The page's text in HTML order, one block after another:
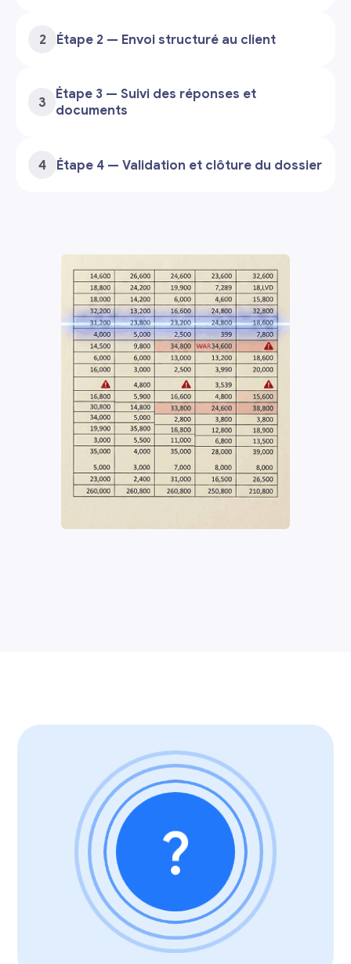
2 Étape 2 — Envoi structuré au client
3
Étape 3 — Suivi des réponses et
documents
4 Étape 4 — Validation et clôture du dossier